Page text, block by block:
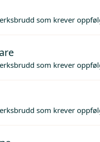
som krever
som krever
som krever